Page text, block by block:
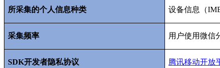
所采集的个人信息种类 设备信息（
采集频率 用户使用微信
SDK开发者隐私协议 腾讯移动开放